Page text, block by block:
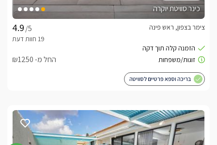
כינר סוויטת יוקרה
/5
צימר בצפון, ראש פינה
החל מ- ₪1250
בריכה וספא פרטיים לסוויטה